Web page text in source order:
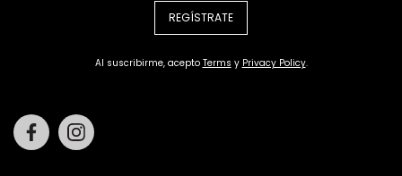
REGÍSTRATE
Al suscribirme, acepto Terms y Privacy Policy.
Facebook